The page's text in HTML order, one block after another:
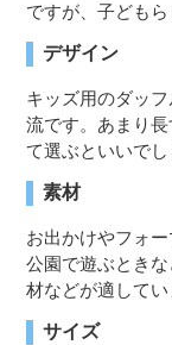
ですが、子ども
デザイン
キッズ用のダッ
流です。あまり
て選ぶといいでし
素材
お出かけやフォ
公園で遊ぶとき
材などが適してい
サイズ